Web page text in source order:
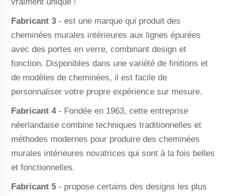
Fabricant 3 - est une marque qui produit des
cheminées murales intérieures aux lignes épurées
avec des portes en verre, combinant design et
fonction. Disponibles dans une variété de finitions et
de modèles de cheminées, il est facile de
personnaliser votre propre expérience sur mesure.
Fabricant 4 - Fondée en 1963, cette entreprise
néerlandaise combine techniques traditionnelles et
méthodes modernes pour produire des cheminées
murales intérieures novatrices qui sont à la fois belles
et fonctionnelles.
Fabricant 5 - propose certains des designs les plus